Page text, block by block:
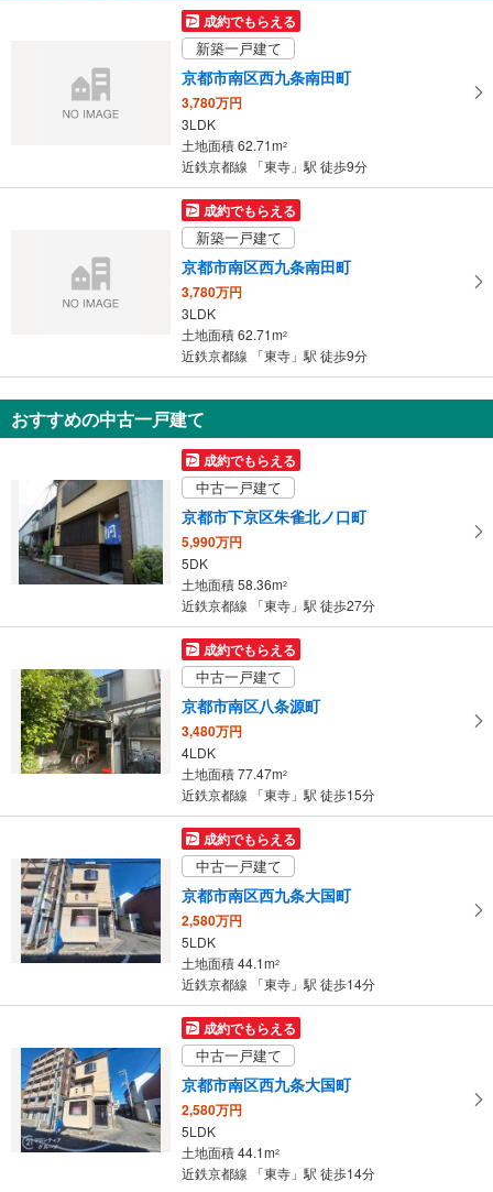
存
す
る
成約でもらえる
新築一戸建て
京都市南区西九条南田町
3,780万円
3LDK
土地面積 62.71m2
近鉄京都線 「東寺」駅 徒歩9分
成約でもらえる
新築一戸建て
京都市南区西九条南田町
3,780万円
3LDK
土地面積 62.71m2
近鉄京都線 「東寺」駅 徒歩9分
おすすめの中古一戸建て
成約でもらえる
中古一戸建て
京都市下京区朱雀北ノ口町
5,990万円
5DK
土地面積 58.36m2
近鉄京都線 「東寺」駅 徒歩27分
成約でもらえる
中古一戸建て
京都市南区八条源町
3,480万円
4LDK
土地面積 77.47m2
近鉄京都線 「東寺」駅 徒歩15分
成約でもらえる
中古一戸建て
京都市南区西九条大国町
2,580万円
5LDK
土地面積 44.1m2
近鉄京都線 「東寺」駅 徒歩14分
成約でもらえる
中古一戸建て
京都市南区西九条大国町
2,580万円
5LDK
土地面積 44.1m2
近鉄京都線 「東寺」駅 徒歩14分